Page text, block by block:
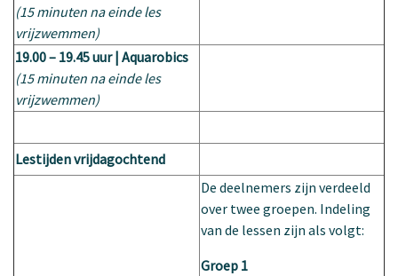
(15 minuten na einde les
vrijzwemmen)
19.00 – 19.45 uur | Aquarobics
(15 minuten na einde les
vrijzwemmen)
Lestijden vrijdagochtend
De deelnemers zijn verdeeld
over twee groepen. Indeling
van de lessen zijn als volgt:
Groep 1